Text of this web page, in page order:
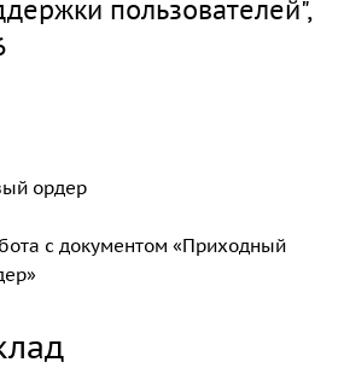
пользователей",
ордер
с документом «Приходный